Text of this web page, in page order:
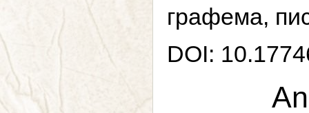
графема,
DOI: